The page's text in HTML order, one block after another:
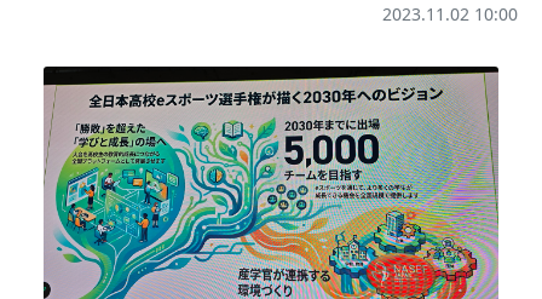
2023.11.02 10:00